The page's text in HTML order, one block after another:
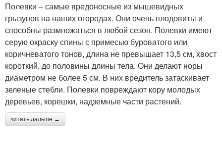
Полевки – самые вредоносные из мышевидных
грызунов на наших огородах. Они очень плодовиты и
способны размножаться в любой сезон. Полевки имеют
серую окраску спины с примесью буроватого или
коричневатого тонов, длина не превышает 13,5 см, хвост
короткий, до половины длины тела. Они делают норы
диаметром не более 5 см. В них вредитель затаскивает
зеленые стебли. Полевки повреждают кору молодых
деревьев, корешки, надземные части растений.
читать дальше →